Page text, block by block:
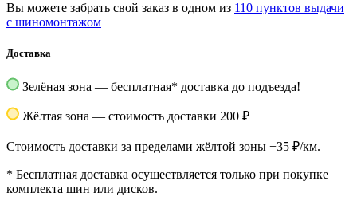
Вы можете забрать свой заказ в одном из 110 пунктов выдачи
с шиномонтажом
Доставка
Зелёная зона — бесплатная* доставка до подъезда!
Жёлтая зона — стоимость доставки 200 ₽
Стоимость доставки за пределами жёлтой зоны +35 ₽/км.
* Бесплатная доставка осуществляется только при покупке
комплекта шин или дисков.